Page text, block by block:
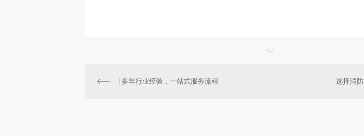
多年行业经验，一站式服务流程 选择消